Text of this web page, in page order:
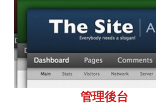
管理後台